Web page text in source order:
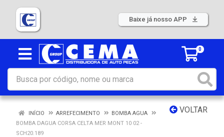
Baixe já nosso APP
0
VOLTAR
INÍCIO ARREFECIMENTO
BOMBA AGUA
BOMBA DAGUA CORSA CELTA MER MONT 10 02 -
SCH20.189